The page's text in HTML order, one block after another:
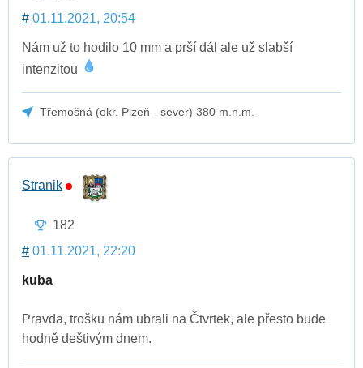
# 01.11.2021, 20:54
Nám už to hodilo 10 mm a prší dál ale už slabší
intenzitou
Třemošná (okr. Plzeň - sever) 380 m.n.m.
Stranik
182
# 01.11.2021, 22:20
kuba
Pravda, trošku nám ubrali na Čtvrtek, ale přesto bude
hodně deštivým dnem.